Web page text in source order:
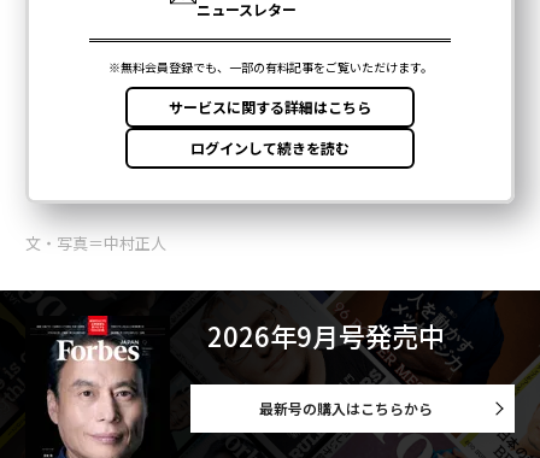
文・写真＝中村正人
2026年9月号発売中
最新号の購入はこちらから